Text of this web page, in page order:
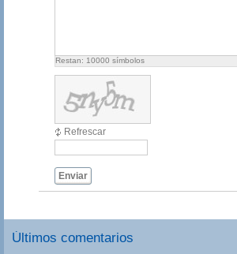
Restan: 10000 símbolos
Refrescar
Enviar
Últimos comentarios